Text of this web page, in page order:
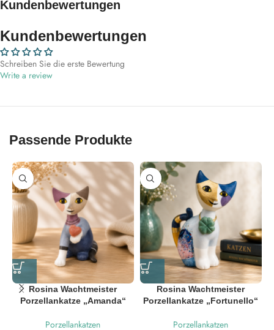
Kundenbewertungen
Kundenbewertungen
Schreiben Sie die erste Bewertung
Write a review
Passende Produkte
Rosina Wachtmeister
Porzellankatze „Amanda“
Porzellankatzen
Rosina Wachtmeister
Porzellankatze „Fortunello“
Porzellankatzen